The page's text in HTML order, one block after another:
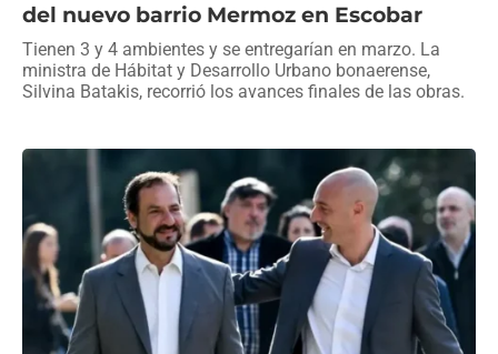
del nuevo barrio Mermoz en Escobar
Tienen 3 y 4 ambientes y se entregarían en marzo. La
ministra de Hábitat y Desarrollo Urbano bonaerense,
Silvina Batakis, recorrió los avances finales de las obras.